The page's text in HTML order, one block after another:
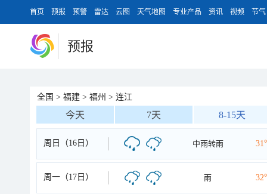
首页 预报 预警 雷达 云图 天气地图 专业产品 资讯 视频 节气
预报
全国 > 福建 > 福州 > 连江
今天 7天 8-15天
周日（16日） 中雨转雨
周一（17日） 雨